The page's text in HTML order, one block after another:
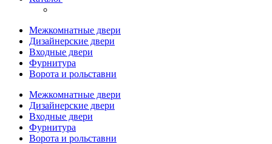
Межкомнатные двери
Дизайнерские двери
Входные двери
Фурнитура
Ворота и рольставни
Межкомнатные двери
Дизайнерские двери
Входные двери
Фурнитура
Ворота и рольставни